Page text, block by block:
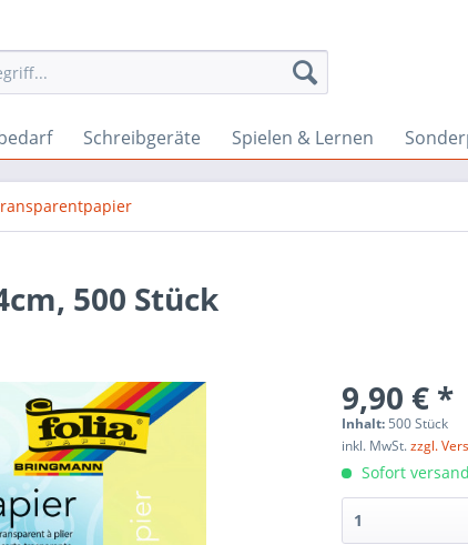
Schreibgeräte Spielen & Lernen
500 Stück
9,90 € *
Inhalt: 500 Stück
inkl. MwSt.zzgl.
Sofort